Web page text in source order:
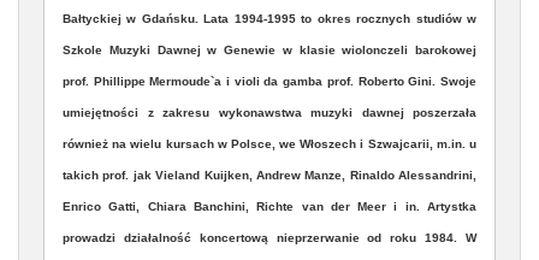
Bałtyckiej w Gdańsku. Lata 1994-1995 to okres rocznych studiów w
Szkole Muzyki Dawnej w Genewie w klasie wiolonczeli barokowej
prof. Phillippe Mermoude`a i violi da gamba prof. Roberto Gini. Swoje
umiejętności z zakresu wykonawstwa muzyki dawnej poszerzała
również na wielu kursach w Polsce, we Włoszech i Szwajcarii, m.in. u
takich prof. jak Vieland Kuijken, Andrew Manze, Rinaldo Alessandrini,
Enrico Gatti, Chiara Banchini, Richte van der Meer i in. Artystka
prowadzi działalność koncertową nieprzerwanie od roku 1984. W